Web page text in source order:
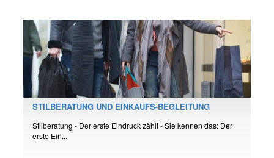
STILBERATUNG UND EINKAUFS-BEGLEITUNG
Stilberatung - Der erste Eindruck zählt - Sie kennen das: Der
erste Ein...